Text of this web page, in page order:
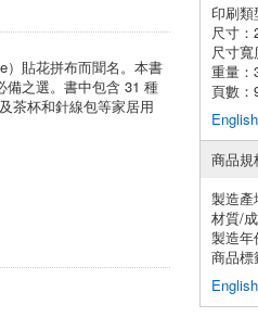
）貼花拼布而聞名。本書
備之選。書中包含 31 種
茶杯和針線包等家居用
印刷
尺寸：
尺寸寬
重量：
頁數：
English
商品規
製造產
材質/
製造年
商品
English